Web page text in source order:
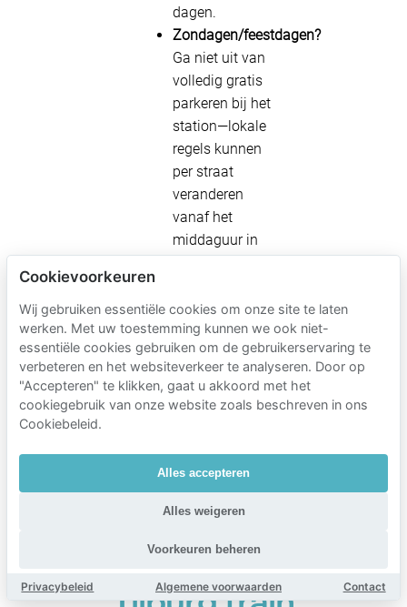
dagen.
Zondagen/feestdagen?
Ga niet uit van
volledig gratis
parkeren bij het
station—lokale
regels kunnen
per straat
veranderen
vanaf het
middaguur in
Voor details over
gratis parkeren op
zondag/feestdagen
Mobypark
parkeertarieven
in de buurt van
Cookievoorkeuren
Wij gebruiken essentiële cookies om onze site te laten
werken. Met uw toestemming kunnen we ook niet-
essentiële cookies gebruiken om de gebruikerservaring te
verbeteren en het websiteverkeer te analyseren. Door op
"Accepteren" te klikken, gaat u akkoord met het
cookiegebruik van onze website zoals beschreven in ons
Cookiebeleid.
Alles accepteren
Alles weigeren
Voorkeuren beheren
Privacybeleid Algemene voorwaarden Contact